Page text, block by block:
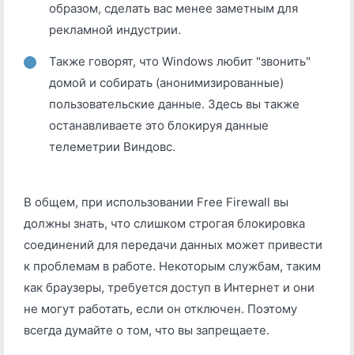
образом, сделать вас менее заметным для
рекламной индустрии.
Также говорят, что Windows любит "звонить"
домой и собирать (анонимизированные)
пользовательские данные. Здесь вы также
останавливаете это блокируя данные
телеметрии Виндовс.
В общем, при использовании Free Firewall вы
должны знать, что слишком строгая блокировка
соединений для передачи данных может привести
к проблемам в работе. Некоторым службам, таким
как браузеры, требуется доступ в Интернет и они
не могут работать, если он отключен. Поэтому
всегда думайте о том, что вы запрещаете.